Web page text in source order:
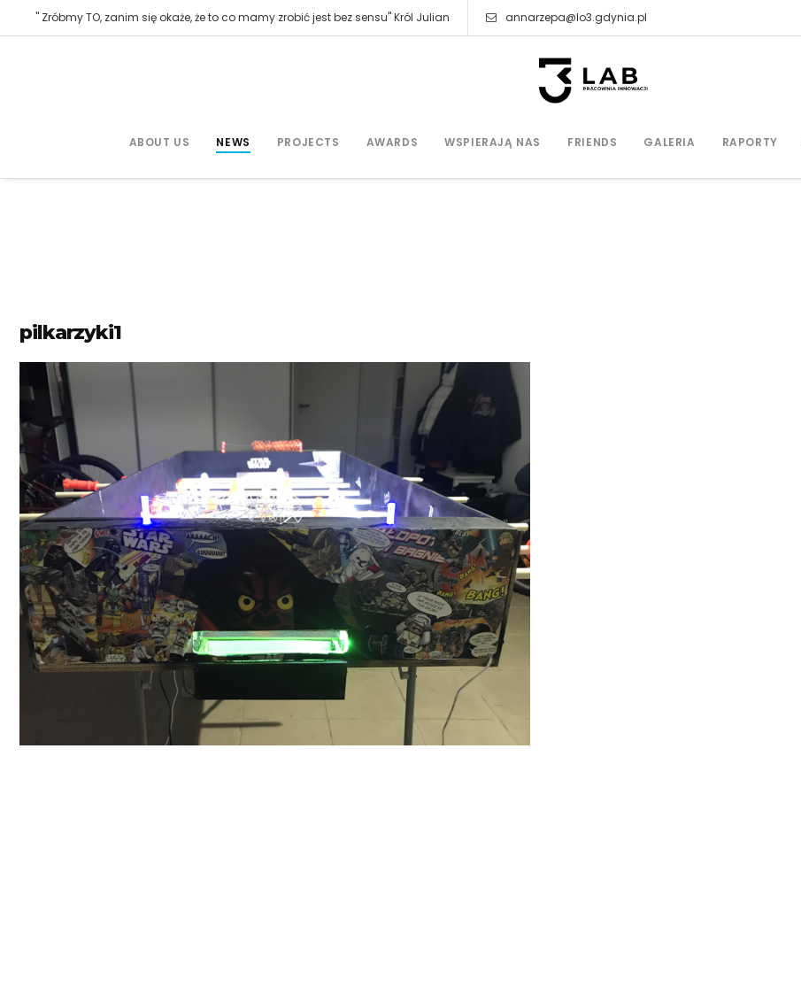
" Zróbmy TO, zanim się okaże, że to co mamy zrobić jest bez sensu" Król Julian annarzepa@lo3.gdynia.pl
ABOUT US NEWS PROJECTS AWARDS WSPIERAJĄ NAS FRIENDS GALERIA RAPORTY
pilkarzyki1